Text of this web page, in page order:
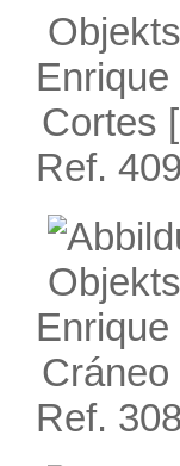
Cortes
Ref.
Cráneo
Ref.